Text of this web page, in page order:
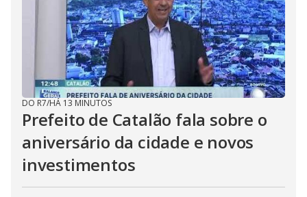
DO R7/HÁ 13 MINUTOS
Prefeito de Catalão fala sobre o
aniversário da cidade e novos
investimentos